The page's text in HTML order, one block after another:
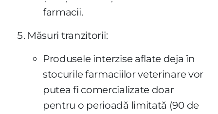
farmacii.
Măsuri tranzitorii:
Produsele interzise aflate deja în
stocurile farmaciilor veterinare vor
putea fi comercializate doar
pentru o perioadă limitată (90 de